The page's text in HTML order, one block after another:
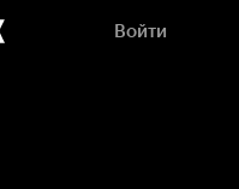
Войти